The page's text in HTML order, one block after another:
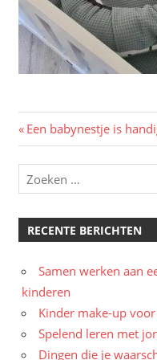
Bericht
navigatie
Vorig
bericht:
Een babynestje is
RECENTE BERICHTEN
Samen werken aan
kinderen
Kinder make-up
Spelend leren met
Dingen die je